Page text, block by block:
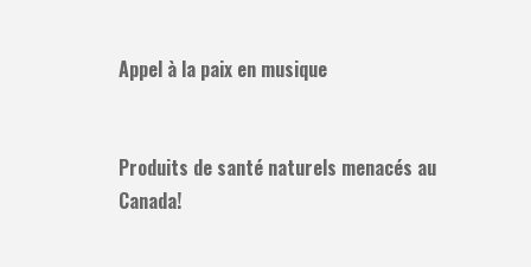
Appel à la paix en musique
Produits de santé naturels menacés au
Canada!